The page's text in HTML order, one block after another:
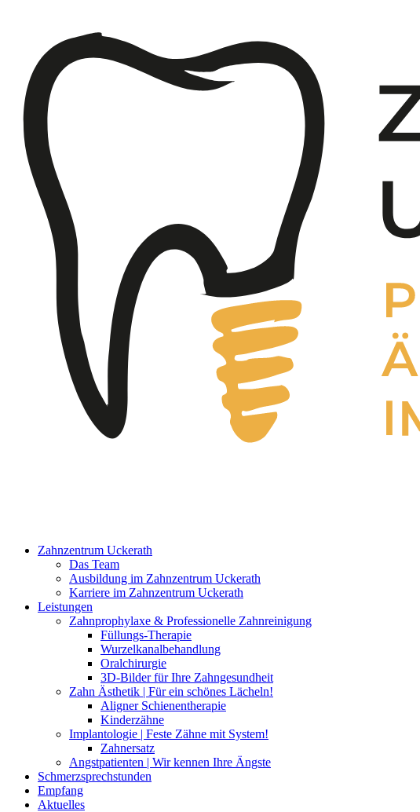
Zahnzentrum Uckerath
Das Team
Ausbildung im Zahnzentrum Uckerath
Karriere im Zahnzentrum Uckerath
Leistungen
Zahnprophylaxe & Professionelle Zahnreinigung
Füllungs-Therapie
Wurzelkanalbehandlung
Oralchirurgie
3D-Bilder für Ihre Zahngesundheit
Zahn Ästhetik | Für ein schönes Lächeln!
Aligner Schienentherapie
Kinderzähne
Implantologie | Feste Zähne mit System!
Zahnersatz
Angstpatienten | Wir kennen Ihre Ängste
Schmerzsprechstunden
Empfang
Aktuelles